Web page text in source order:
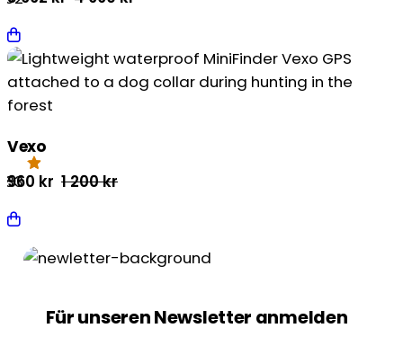
war:
4
990 kr
ist:
3
992 kr.
Vexo
1 200kr
Ursprünglicher
war:
960 kr
Aktueller
ist:
960 kr.
Für unseren Newsletter anmelden